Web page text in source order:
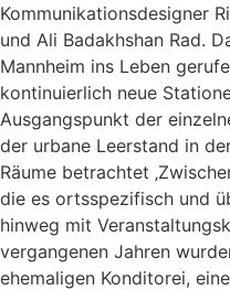
Kommunikationsdesigner
und Ali Badakhshan Rad.
Mannheim ins Leben
kontinuierlich neue
Ausgangspunkt der
der urbane Leerstand in
Räume betrachtet
die es ortsspezifisch und
hinweg mit
vergangenen Jahren
ehemaligen Konditorei,